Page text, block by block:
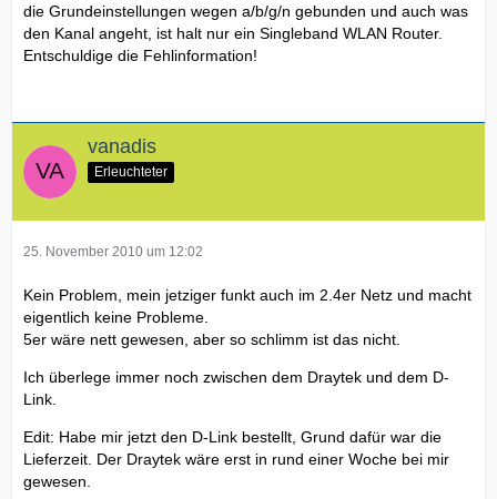
die Grundeinstellungen wegen a/b/g/n gebunden und auch was
den Kanal angeht, ist halt nur ein Singleband WLAN Router.
Entschuldige die Fehlinformation!
vanadis
Erleuchteter
25. November 2010 um 12:02
Kein Problem, mein jetziger funkt auch im 2.4er Netz und macht
eigentlich keine Probleme.
5er wäre nett gewesen, aber so schlimm ist das nicht.
Ich überlege immer noch zwischen dem Draytek und dem D-
Link.
Edit: Habe mir jetzt den D-Link bestellt, Grund dafür war die
Lieferzeit. Der Draytek wäre erst in rund einer Woche bei mir
gewesen.